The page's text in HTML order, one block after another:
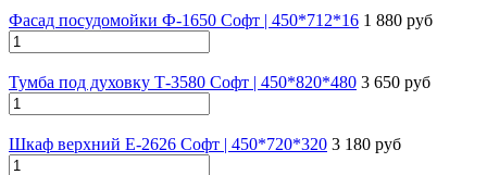
Фасад посудомойки Ф-1650 Софт | 450*712*16 1 880 руб
Тумба под духовку Т-3580 Софт | 450*820*480 3 650 руб
Шкаф верхний Е-2626 Софт | 450*720*320 3 180 руб